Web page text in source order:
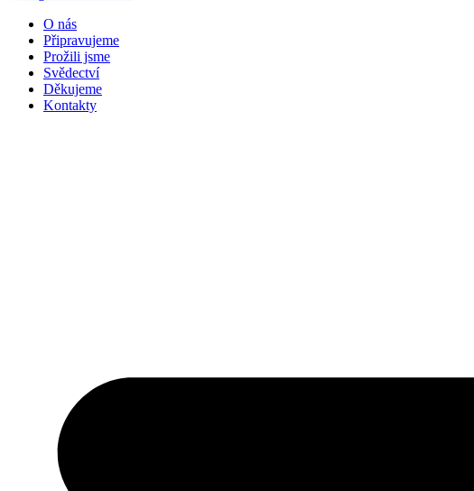
O nás
Připravujeme
Prožili jsme
Svědectví
Děkujeme
Kontakty